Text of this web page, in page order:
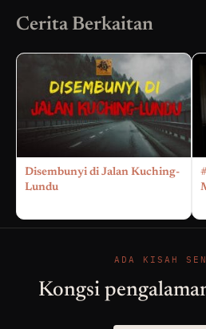
Cerita Berkaitan
Disembunyi di Jalan Kuching-
Lundu
ADA KISAH
Kongsi